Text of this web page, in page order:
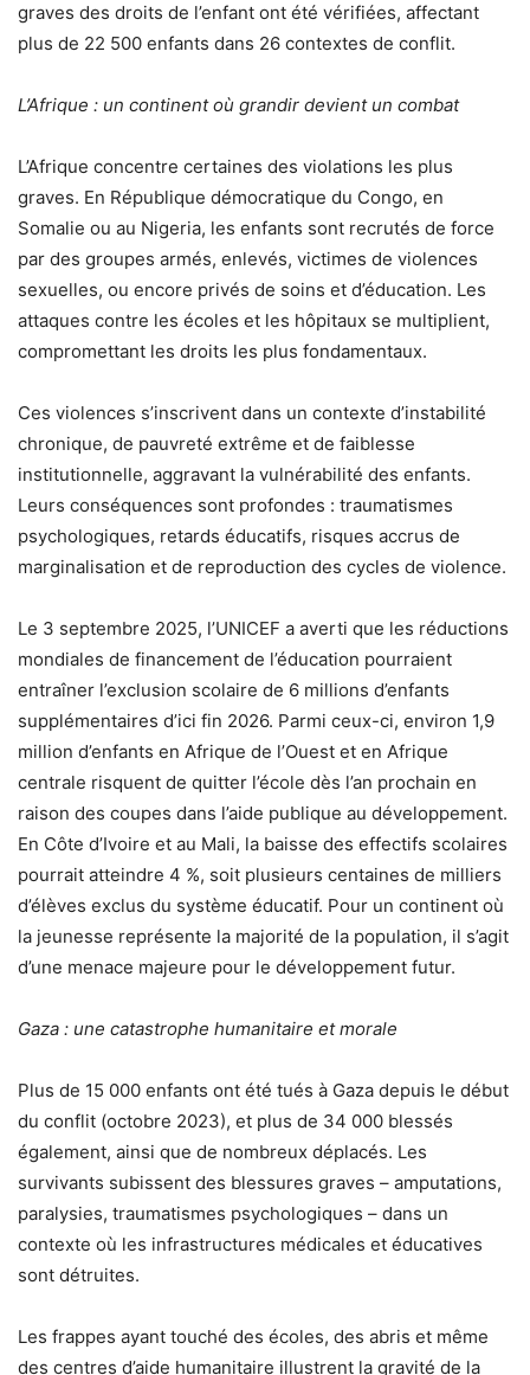
graves des droits de l’enfant ont été vérifiées, affectant
plus de 22 500 enfants dans 26 contextes de conflit.
L’Afrique : un continent où grandir devient un combat
L’Afrique concentre certaines des violations les plus
graves. En République démocratique du Congo, en
Somalie ou au Nigeria, les enfants sont recrutés de force
par des groupes armés, enlevés, victimes de violences
sexuelles, ou encore privés de soins et d’éducation. Les
attaques contre les écoles et les hôpitaux se multiplient,
compromettant les droits les plus fondamentaux.
Ces violences s’inscrivent dans un contexte d’instabilité
chronique, de pauvreté extrême et de faiblesse
institutionnelle, aggravant la vulnérabilité des enfants.
Leurs conséquences sont profondes : traumatismes
psychologiques, retards éducatifs, risques accrus de
marginalisation et de reproduction des cycles de violence.
Le 3 septembre 2025, l’UNICEF a averti que les réductions
mondiales de financement de l’éducation pourraient
entraîner l’exclusion scolaire de 6 millions d’enfants
supplémentaires d’ici fin 2026. Parmi ceux-ci, environ 1,9
million d’enfants en Afrique de l’Ouest et en Afrique
centrale risquent de quitter l’école dès l’an prochain en
raison des coupes dans l’aide publique au développement.
En Côte d’Ivoire et au Mali, la baisse des effectifs scolaires
pourrait atteindre 4 %, soit plusieurs centaines de milliers
d’élèves exclus du système éducatif. Pour un continent où
la jeunesse représente la majorité de la population, il s’agit
d’une menace majeure pour le développement futur.
Gaza : une catastrophe humanitaire et morale
Plus de 15 000 enfants ont été tués à Gaza depuis le début
du conflit (octobre 2023), et plus de 34 000 blessés
également, ainsi que de nombreux déplacés. Les
survivants subissent des blessures graves – amputations,
paralysies, traumatismes psychologiques – dans un
contexte où les infrastructures médicales et éducatives
sont détruites.
Les frappes ayant touché des écoles, des abris et même
des centres d’aide humanitaire illustrent la gravité de la